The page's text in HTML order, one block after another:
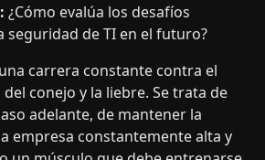
¿Cómo evalúa los desafíos
seguridad de TI en el futuro?
carrera constante contra el
conejo y la liebre. Se trata de
adelante, de mantener la
empresa constantemente alta y